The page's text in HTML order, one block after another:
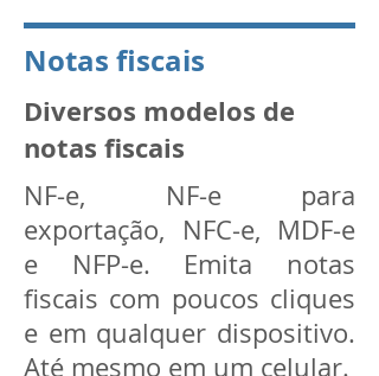
Notas fiscais
Diversos modelos de
notas fiscais
NF-e, NF-e para
exportação, NFC-e, MDF-e
e NFP-e. Emita notas
fiscais com poucos cliques
e em qualquer dispositivo.
Até mesmo em um celular.